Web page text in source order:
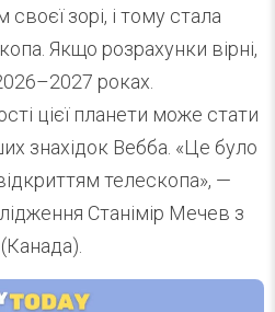
зорі, і тому стала
Якщо розрахунки вірні,
роках.
цієї планети може стати
знахідок Вебба. «Це було
телескопа», —
Станімір Мечев з